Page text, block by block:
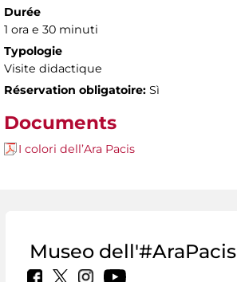
Durée
1 ora e 30 minuti
Typologie
Visite didactique
Réservation obligatoire: Sì
Documents
I colori dell’Ara Pacis
Museo dell'#AraPacis